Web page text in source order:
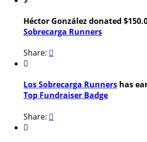
Héctor González donated
Sobrecarga Runners
Share: 

Los Sobrecarga Runners has
Top Fundraiser Badge
Share: 
